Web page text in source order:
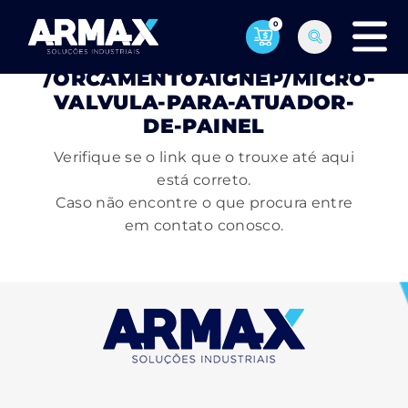
0
PÁGINA NÃO ENCONTRADA
/ORCAMENTOAIGNEP/MICRO-
VALVULA-PARA-ATUADOR-
DE-PAINEL
Verifique se o link que o trouxe até aqui
está correto.
Caso não encontre o que procura entre
em contato conosco.